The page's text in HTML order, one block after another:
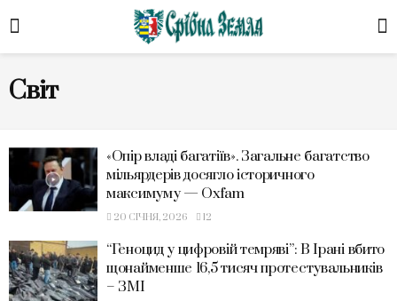
Світ
«Опір владі багатіїв». Загальне багатство
мільярдерів досягло історичного
максимуму — Oxfam
20 СІЧНЯ, 2026 12
“Геноцид у цифровій темряві”: В Ірані вбито
щонайменше 16,5 тисяч протестувальників
– ЗМІ